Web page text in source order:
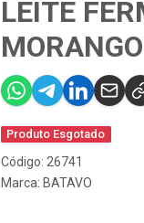
LEITE
Produto Esgotado
Código: 26741
Marca: BATAVO